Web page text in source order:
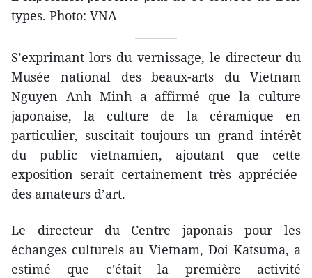
types. Photo: VNA
S’exprimant lors du vernissage, le directeur du
Musée national des beaux-arts du Vietnam
Nguyen Anh Minh a affirmé que la culture
japonaise, la culture de la céramique en
particulier, suscitait toujours un grand intérêt
du public vietnamien, ajoutant que cette
exposition serait certainement très appréciée
des amateurs d’art.
Le directeur du Centre japonais pour les
échanges culturels au Vietnam, Doi Katsuma, a
estimé que c'était la première activité